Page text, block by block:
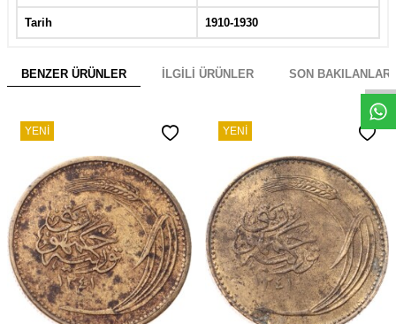
W
h
s
a
p
p
D
e
s
e
H
a
t
t
Tarih 1910-1930
BENZER ÜRÜNLER İLGILI ÜRÜNLER SON BAKILANLAR
YENI YENI